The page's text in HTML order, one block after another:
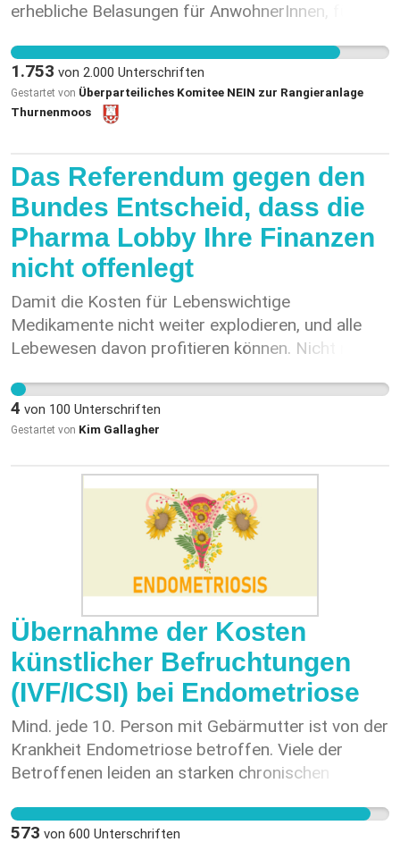
erhebliche Belasungen für AnwohnerInnen, für die
verschlingen wertvolle Fruchtfolgeflächen. Der
Naturpark Gantrisch gehört zu einem schweizweit
einzigartigen Sternenpark, in dem geschützte und
bedrohte Tierarten leben. Diese würden durch
Lärmbelastung weiter bedroht. Eine neue, lärmige
Industriezone gehört nicht in ein
Naherholungsgebiet im Naturpark Gantrisch. Es
ist unverhältnismässig, für den Neubau einer
solchen Anlage offene, geschützte Landschaften
zu opfern. ******************************* Hier
geht's zum Petitionstext: https://www.fdp-
1.753 von 2.000 Unterschriften
Gestartet von Überparteiliches Komitee NEIN zur Rangieranlage
Thurnenmoos
Das Referendum gegen den
Bundes Entscheid, dass die
Pharma Lobby Ihre Finanzen
nicht offenlegt
Damit die Kosten für Lebenswichtige
Medikamente nicht weiter explodieren, und alle
Lebewesen davon profitieren können. Nicht nur
4 von 100 Unterschriften
Gestartet von Kim Gallagher
Übernahme der Kosten
künstlicher Befruchtungen
(IVF/ICSI) bei Endometriose
Mind. jede 10. Person mit Gebärmutter ist von der
Krankheit Endometriose betroffen. Viele der
Betroffenen leiden an starken chronischen
Betroffenen unfruchtbar sind. Mit den Verfahren
573 von 600 Unterschriften